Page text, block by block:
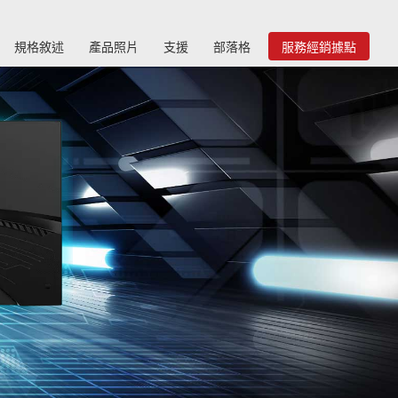
規格敘述 產品照片 支援 部落格 服務經銷據點